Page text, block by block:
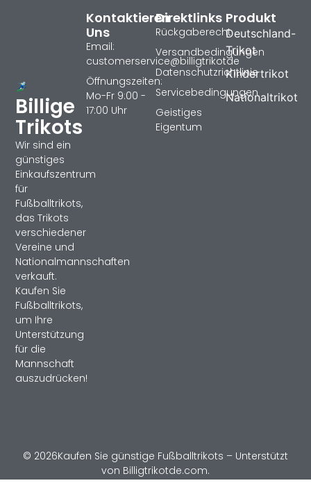
Billige
Trikots
Wir sind ein
günstiges
Einkaufszentrum
für
Fußballtrikots,
das Trikots
verschiedener
Vereine und
Nationalmannschaften
verkauft.
Kaufen Sie
Fußballtrikots,
um Ihre
Unterstützung
für die
Mannschaft
auszudrücken!
Produkt
Deutschland-
Trikot
Kindertrikot
Nationaltrikot
Direktlinks
Rückgaberecht
Versandbedingungen
Datenschutzrichtlinie
Servicebedingungen
Geistiges
Eigentum
Kontaktieren
Uns
Email:
customerservice@billigtrikotde
Öffnungszeiten:
Mo-Fr 9:00 -
17:00 Uhr
© 2026Kaufen Sie günstige Fußballtrikots – Unterstützt
von Billigtrikotde.com.